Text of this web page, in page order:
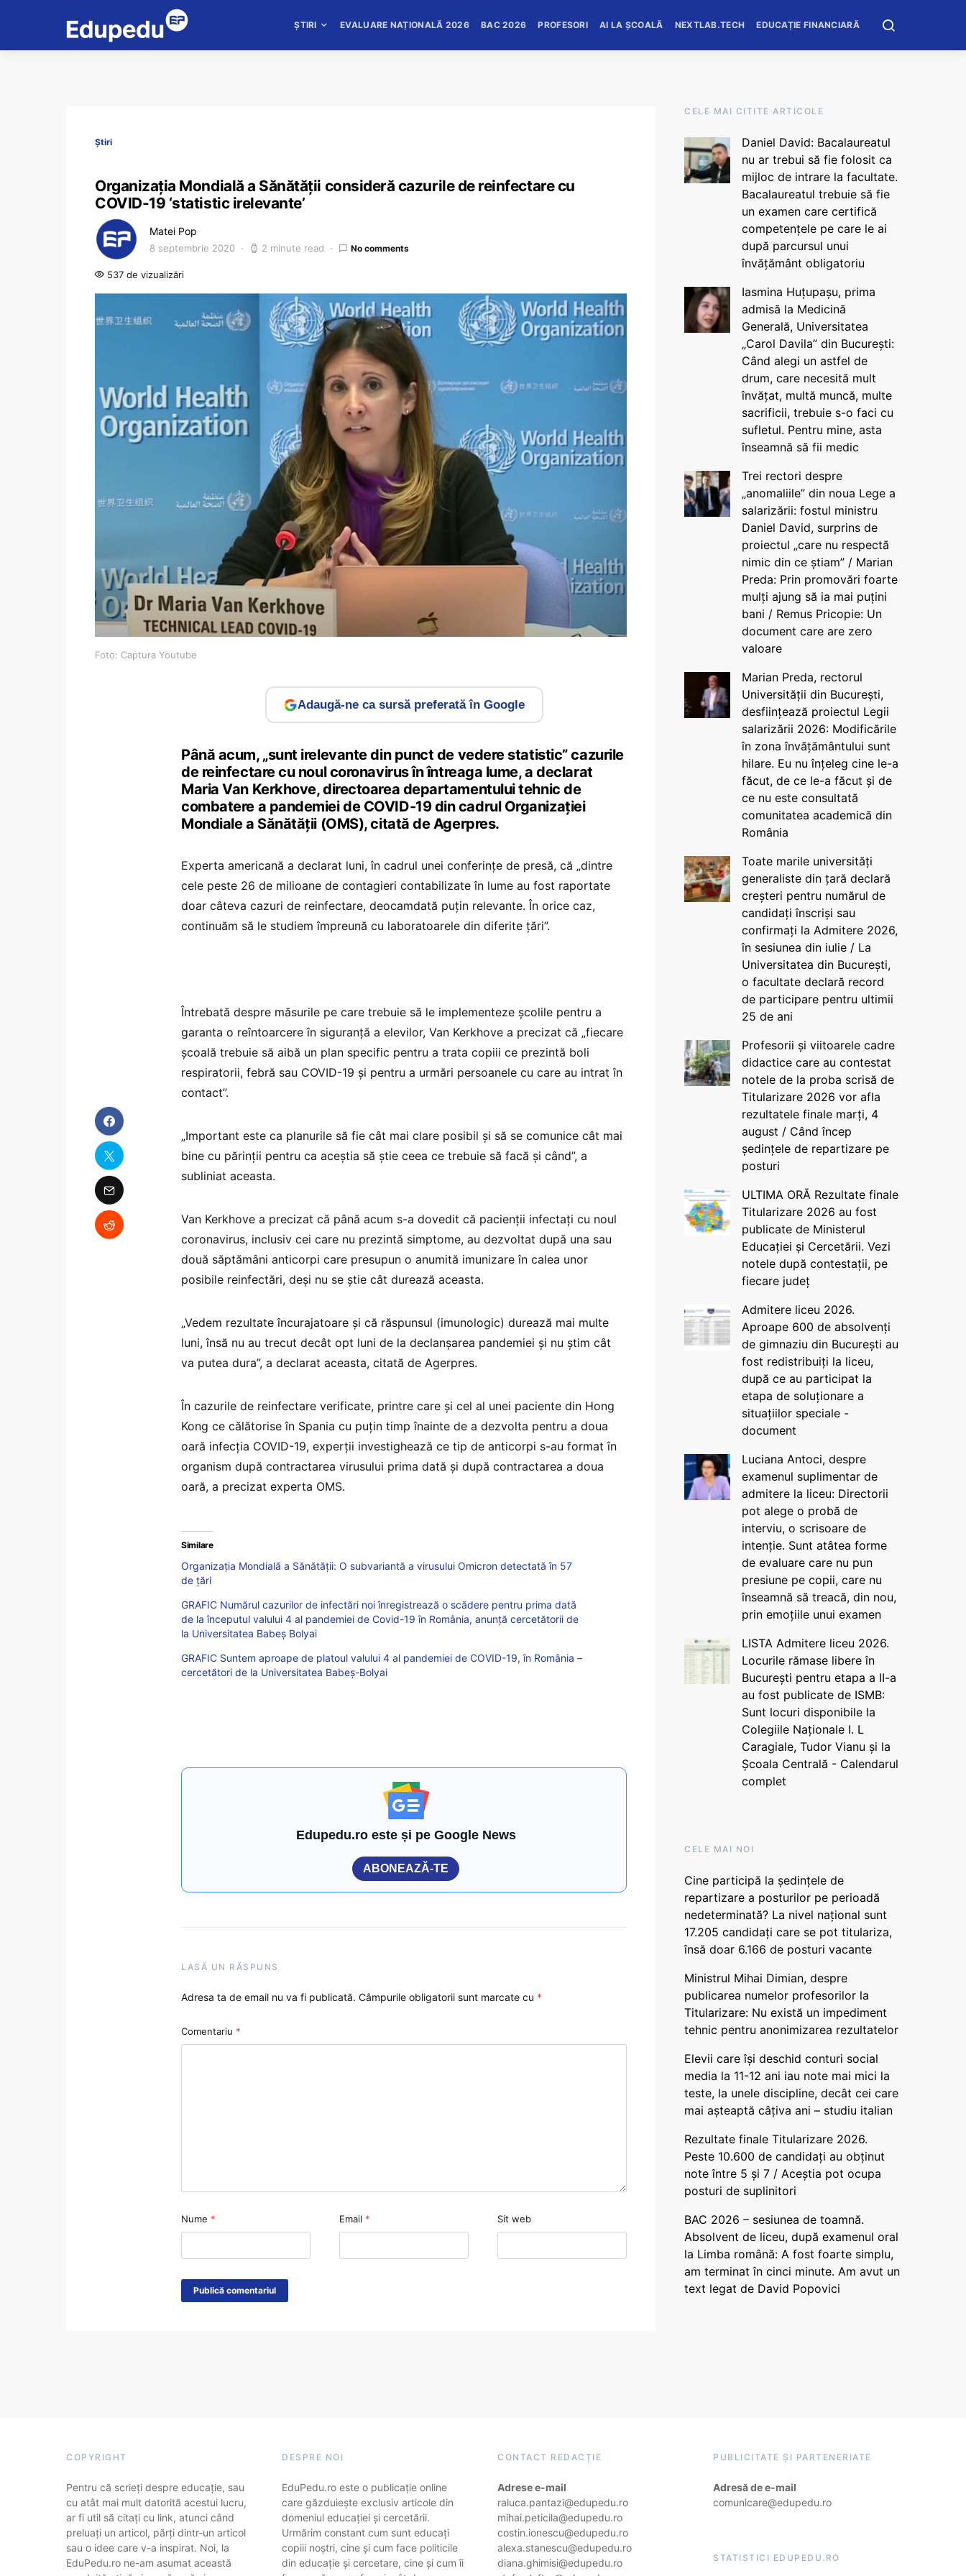
ȘTIRI EVALUARE NAȚIONALĂ 2026 BAC 2026 PROFESORI AI LA ȘCOALĂ NEXTLAB.TECH EDUCAȚIE FINANCIARĂ
Știri
Organizația Mondială a Sănătății consideră cazurile de reinfectare cu
COVID-19 ‘statistic irelevante’
Matei Pop
8 septembrie 2020 2 minute read No comments
537 de vizualizări
Foto: Captura Youtube
Adaugă-ne ca sursă preferată în Google
Până acum, „sunt irelevante din punct de vedere statistic” cazurile
de reinfectare cu noul coronavirus în întreaga lume, a declarat
Maria Van Kerkhove, directoarea departamentului tehnic de
combatere a pandemiei de COVID-19 din cadrul Organizaţiei
Mondiale a Sănătăţii (OMS), citată de Agerpres.
Experta americană a declarat luni, în cadrul unei conferințe de presă, că „dintre
cele peste 26 de milioane de contagieri contabilizate în lume au fost raportate
doar câteva cazuri de reinfectare, deocamdată puțin relevante. În orice caz,
continuăm să le studiem împreună cu laboratoarele din diferite țări”.
Întrebată despre măsurile pe care trebuie să le implementeze școlile pentru a
garanta o reîntoarcere în siguranță a elevilor, Van Kerkhove a precizat că „fiecare
școală trebuie să aibă un plan specific pentru a trata copiii ce prezintă boli
respiratorii, febră sau COVID-19 și pentru a urmări persoanele cu care au intrat în
contact”.
„Important este ca planurile să fie cât mai clare posibil și să se comunice cât mai
bine cu părinții pentru ca aceștia să știe ceea ce trebuie să facă și când”, a
subliniat aceasta.
Van Kerkhove a precizat că până acum s-a dovedit că pacienții infectați cu noul
coronavirus, inclusiv cei care nu prezintă simptome, au dezvoltat după una sau
două săptămâni anticorpi care presupun o anumită imunizare în calea unor
posibile reinfectări, deși nu se știe cât durează aceasta.
„Vedem rezultate încurajatoare și că răspunsul (imunologic) durează mai multe
luni, însă nu au trecut decât opt luni de la declanșarea pandemiei și nu știm cât
va putea dura”, a declarat aceasta, citată de Agerpres.
În cazurile de reinfectare verificate, printre care și cel al unei paciente din Hong
Kong ce călătorise în Spania cu puțin timp înainte de a dezvolta pentru a doua
oară infecția COVID-19, experții investighează ce tip de anticorpi s-au format în
organism după contractarea virusului prima dată și după contractarea a doua
oară, a precizat experta OMS.
Similare
Organizația Mondială a Sănătății: O subvariantă a virusului Omicron detectată în 57
de ţări
GRAFIC Numărul cazurilor de infectări noi înregistrează o scădere pentru prima dată
de la începutul valului 4 al pandemiei de Covid-19 în România, anunță cercetătorii de
la Universitatea Babeș Bolyai
GRAFIC Suntem aproape de platoul valului 4 al pandemiei de COVID-19, în România –
cercetători de la Universitatea Babeș-Bolyai
Edupedu.ro este și pe Google News
ABONEAZĂ-TE
LASĂ UN RĂSPUNS
Adresa ta de email nu va fi publicată. Câmpurile obligatorii sunt marcate cu *
Comentariu *
Nume * Email * Sit web
CELE MAI CITITE ARTICOLE
Daniel David: Bacalaureatul
nu ar trebui să fie folosit ca
mijloc de intrare la facultate.
Bacalaureatul trebuie să fie
un examen care certifică
competențele pe care le ai
după parcursul unui
învățământ obligatoriu
Iasmina Huțupașu, prima
admisă la Medicină
Generală, Universitatea
„Carol Davila” din București:
Când alegi un astfel de
drum, care necesită mult
învățat, multă muncă, multe
sacrificii, trebuie s-o faci cu
sufletul. Pentru mine, asta
înseamnă să fii medic
Trei rectori despre
„anomaliile” din noua Lege a
salarizării: fostul ministru
Daniel David, surprins de
proiectul „care nu respectă
nimic din ce știam” / Marian
Preda: Prin promovări foarte
mulți ajung să ia mai puțini
bani / Remus Pricopie: Un
document care are zero
valoare
Marian Preda, rectorul
Universității din București,
desființează proiectul Legii
salarizării 2026: Modificările
în zona învățământului sunt
hilare. Eu nu înțeleg cine le-a
făcut, de ce le-a făcut și de
ce nu este consultată
comunitatea academică din
România
Toate marile universități
generaliste din țară declară
creșteri pentru numărul de
candidați înscriși sau
confirmați la Admitere 2026,
în sesiunea din iulie / La
Universitatea din București,
o facultate declară record
de participare pentru ultimii
25 de ani
Profesorii și viitoarele cadre
didactice care au contestat
notele de la proba scrisă de
Titularizare 2026 vor afla
rezultatele finale marți, 4
august / Când încep
ședințele de repartizare pe
posturi
ULTIMA ORĂ Rezultate finale
Titularizare 2026 au fost
publicate de Ministerul
Educației și Cercetării. Vezi
notele după contestații, pe
fiecare județ
Admitere liceu 2026.
Aproape 600 de absolvenți
de gimnaziu din București au
fost redistribuiți la liceu,
după ce au participat la
etapa de soluționare a
situațiilor speciale -
document
Luciana Antoci, despre
examenul suplimentar de
admitere la liceu: Directorii
pot alege o probă de
interviu, o scrisoare de
intenție. Sunt atâtea forme
de evaluare care nu pun
presiune pe copii, care nu
înseamnă să treacă, din nou,
prin emoțiile unui examen
LISTA Admitere liceu 2026.
Locurile rămase libere în
București pentru etapa a II-a
au fost publicate de ISMB:
Sunt locuri disponibile la
Colegiile Naționale I. L
Caragiale, Tudor Vianu și la
Școala Centrală - Calendarul
complet
CELE MAI NOI
Cine participă la ședințele de
repartizare a posturilor pe perioadă
nedeterminată? La nivel național sunt
17.205 candidați care se pot titulariza,
însă doar 6.166 de posturi vacante
Ministrul Mihai Dimian, despre
publicarea numelor profesorilor la
Titularizare: Nu există un impediment
tehnic pentru anonimizarea rezultatelor
Elevii care își deschid conturi social
media la 11-12 ani iau note mai mici la
teste, la unele discipline, decât cei care
mai așteaptă câțiva ani – studiu italian
Rezultate finale Titularizare 2026.
Peste 10.600 de candidați au obținut
note între 5 și 7 / Aceștia pot ocupa
posturi de suplinitori
BAC 2026 – sesiunea de toamnă.
Absolvent de liceu, după examenul oral
la Limba română: A fost foarte simplu,
am terminat în cinci minute. Am avut un
text legat de David Popovici
COPYRIGHT
Pentru că scrieți despre educație, sau
cu atât mai mult datorită acestui lucru,
ar fi util să citați cu link, atunci când
preluați un articol, părți dintr-un articol
sau o idee care v-a inspirat. Noi, la
EduPedu.ro ne-am asumat această
DESPRE NOI
EduPedu.ro este o publicație online
care găzduiește exclusiv articole din
domeniul educației și cercetării.
Urmărim constant cum sunt educați
copiii noștri, cine și cum face politicile
din educație și cercetare, cine și cum îi
CONTACT REDACȚIE
Adrese e-mail
raluca.pantazi@edupedu.ro
mihai.peticila@edupedu.ro
costin.ionescu@edupedu.ro
alexa.stanescu@edupedu.ro
diana.ghimisi@edupedu.ro
PUBLICITATE ȘI PARTENERIATE
Adresă de e-mail
comunicare@edupedu.ro
STATISTICI EDUPEDU.RO